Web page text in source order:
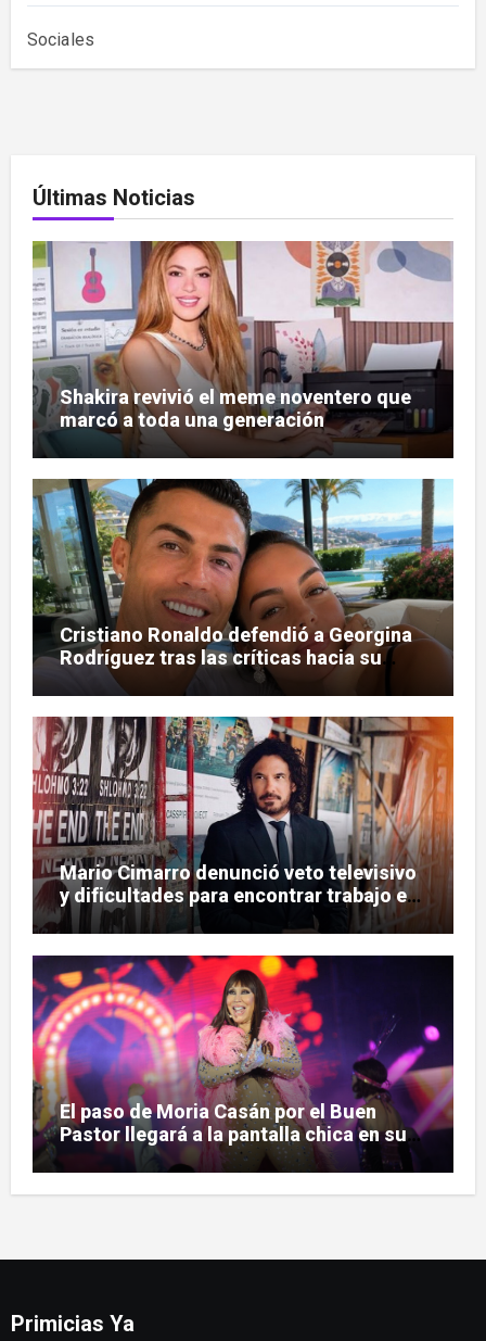
Sociales
Últimas Noticias
Shakira revivió el meme noventero que
marcó a toda una generación
Cristiano Ronaldo defendió a Georgina
Rodríguez tras las críticas hacia su
figura
Mario Cimarro denunció veto televisivo
y dificultades para encontrar trabajo en
la actuación
El paso de Moria Casán por el Buen
Pastor llegará a la pantalla chica en su
nueva serie documental
Primicias Ya